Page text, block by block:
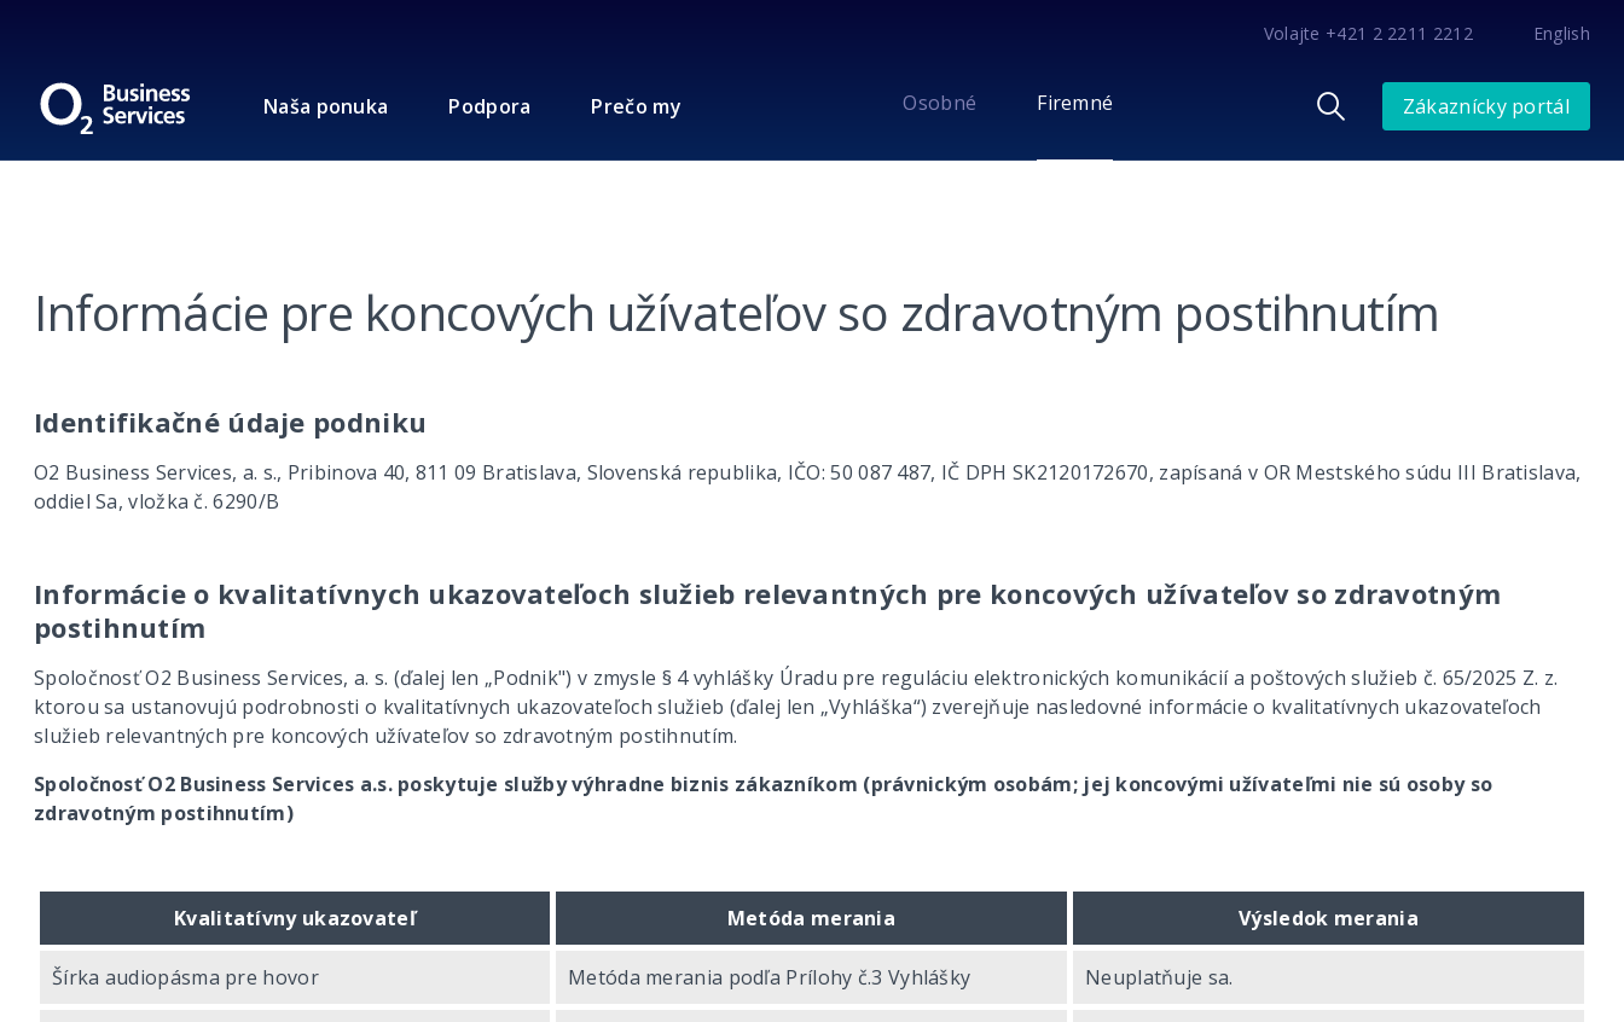
Volajte +421 2 2211 2212 English
Naša ponuka Podpora Prečo my Osobné Firemné Zákaznícky portál
Informácie pre koncových užívateľov so zdravotným postihnutím
Identifikačné údaje podniku
O2 Business Services, a. s., Pribinova 40, 811 09 Bratislava, Slovenská republika, IČO: 50 087 487, IČ DPH SK2120172670, zapísaná v OR Mestského súdu III Bratislava,
oddiel Sa, vložka č. 6290/B
Informácie o kvalitatívnych ukazovateľoch služieb relevantných pre koncových užívateľov so zdravotným
postihnutím
Spoločnosť O2 Business Services, a. s. (ďalej len „Podnik") v zmysle § 4 vyhlášky Úradu pre reguláciu elektronických komunikácií a poštových služieb č. 65/2025 Z. z.
ktorou sa ustanovujú podrobnosti o kvalitatívnych ukazovateľoch služieb (ďalej len „Vyhláška“) zverejňuje nasledovné informácie o kvalitatívnych ukazovateľoch
služieb relevantných pre koncových užívateľov so zdravotným postihnutím.
Spoločnosť O2 Business Services a.s. poskytuje služby výhradne biznis zákazníkom (právnickým osobám; jej koncovými užívateľmi nie sú osoby so
zdravotným postihnutím)
Kvalitatívny ukazovateľ Metóda merania Výsledok merania
Šírka audiopásma pre hovor Metóda merania podľa Prílohy č.3 Vyhlášky Neuplatňuje sa.